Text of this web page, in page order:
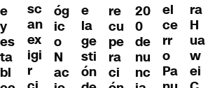
e
y
es
ta
bl
sc
an
ex
igi
r
óg
ic
o
N
ac
e
la
ge
sti
ón
re
cu
pe
ra
ci
20
0
de
nu
nc
el
ce
rr
o
Pa
ra
H
ua
w
ei